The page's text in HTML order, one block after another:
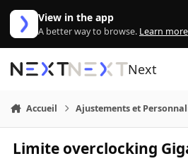
Aller au contenu
View in the app
A better way to browse. Learn more
Next
Accueil Ajustements et
Limite overclocking